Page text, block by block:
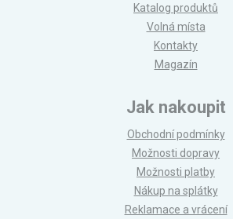
Katalog produktů
Volná místa
Kontakty
Magazín
Jak nakoupit
Obchodní podmínky
Možnosti dopravy
Možnosti platby
Nákup na splátky
Reklamace a vrácení